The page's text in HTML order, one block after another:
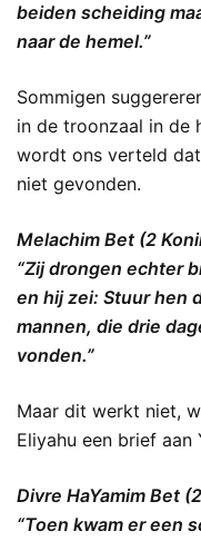
beiden scheiding
naar de hemel.”
Sommigen
in de troonzaal in de
wordt ons verteld
niet gevonden.
Melachim Bet (2
“Zij drongen echter
en hij zei: Stuur hen
mannen, die drie
vonden.”
Maar dit werkt niet,
Eliyahu een brief aan
Divre HaYamim Bet
“Toen kwam er een